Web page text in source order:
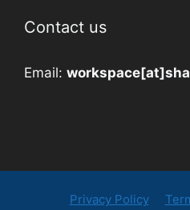
Contact us
Email:
Privacy Policy